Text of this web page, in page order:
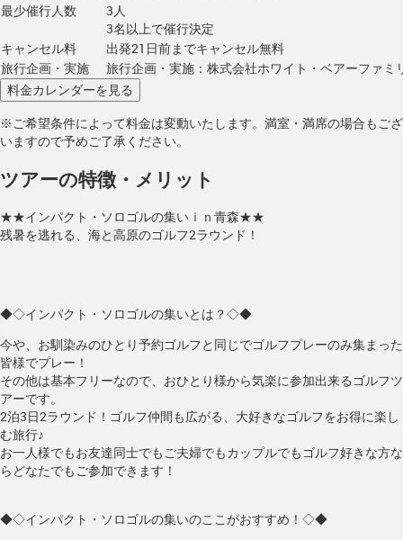
最少催行人数
3人
3名以上で催行決定
キャンセル料
出発21日前までキャンセル無料
旅行企画・実施
旅行企画・実施：株式会社ホワイト・ベアーファミ
※ご希望条件によって料金は変動いたします。満室・満席の場合もござ
いますので予めご了承ください。
ツアーの特徴・メリット
★★インパクト・ソロゴルの集いｉｎ青森★★
残暑を逃れる、海と高原のゴルフ2ラウンド！
◆◇インパクト・ソロゴルの集いとは？◇◆
今や、お馴染みのひとり予約ゴルフと同じでゴルフプレーのみ集まった
皆様でプレー！
その他は基本フリーなので、おひとり様から気楽に参加出来るゴルフツ
アーです。
2泊3日2ラウンド！ゴルフ仲間も広がる、大好きなゴルフをお得に楽し
む旅行♪
お一人様でもお友達同士でもご夫婦でもカップルでもゴルフ好きな方な
らどなたでもご参加できます！
◆◇インパクト・ソロゴルの集いのここがおすすめ！◇◆